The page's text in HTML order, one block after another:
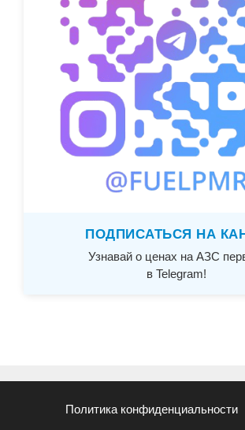
ПОДПИСАТЬСЯ НА
Узнавай о ценах на АЗС
в Telegram!
Политика конфиденциальности